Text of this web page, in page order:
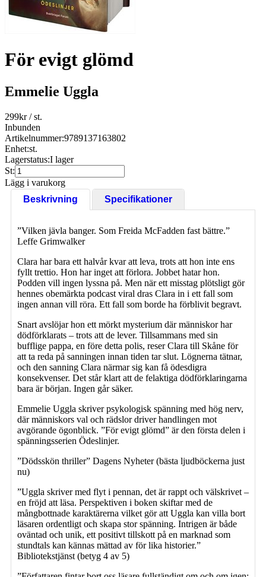
För evigt glömd
Emmelie Uggla
299kr/ st.
Inbunden
Artikelnummer:9789137163802
Enhet:st.
Lagerstatus:I lager
St:
Lägg i varukorg
Beskrivning
Specifikationer
”Vilken jävla banger. Som Freida McFadden fast bättre.”
Leffe Grimwalker
Clara har bara ett halvår kvar att leva, trots att hon inte ens
fyllt trettio. Hon har inget att förlora. Jobbet hatar hon.
Podden vill ingen lyssna på. Men när ett misstag plötsligt gör
hennes obemärkta podcast viral dras Clara in i ett fall som
ingen annan vill röra. Ett fall som borde ha förblivit begravt.
Snart avslöjar hon ett mörkt mysterium där människor har
dödförklarats – trots att de lever. Tillsammans med sin
bufflige pappa, en före detta polis, reser Clara till Skåne för
att ta reda på sanningen innan tiden tar slut. Lögnerna tätnar,
och den sanning Clara närmar sig kan få ödesdigra
konsekvenser. Det står klart att de felaktiga dödförklaringarna
bara är början. Ingen går säker.
Emmelie Uggla skriver psykologisk spänning med hög nerv,
där människors val och rädslor driver handlingen mot
avgörande ögonblick. ”För evigt glömd” är den första delen i
spänningsserien Ödeslinjer.
”Dödsskön thriller” Dagens Nyheter (bästa ljudböckerna just
nu)
”Uggla skriver med flyt i pennan, det är rappt och välskrivet –
en fröjd att läsa. Perspektiven i boken skiftar med de
mångbottnade karaktärerna vilket gör att Uggla kan villa bort
läsaren ordentligt och skapa stor spänning. Intrigen är både
oväntad och unik, ett positivt tillskott på en marknad som
stundtals kan kännas mättad av för lika historier.”
Bibliotekstjänst (betyg 4 av 5)